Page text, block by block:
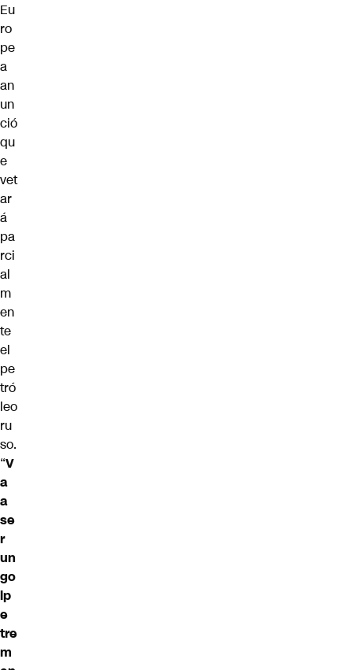
Eu
ro
pe
a
an
un
ció
qu
e
vet
ar
á
pa
rci
al
m
en
te
el
pe
tró
leo
ru
so.
“V
a
a
se
r
un
go
lp
e
tre
m